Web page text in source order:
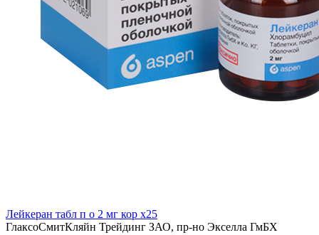
Лейкеран табл п о 2 мг кор x25
ГлаксоСмитКляйн Трейдинг ЗАО, пр-но Экселла ГмБХ